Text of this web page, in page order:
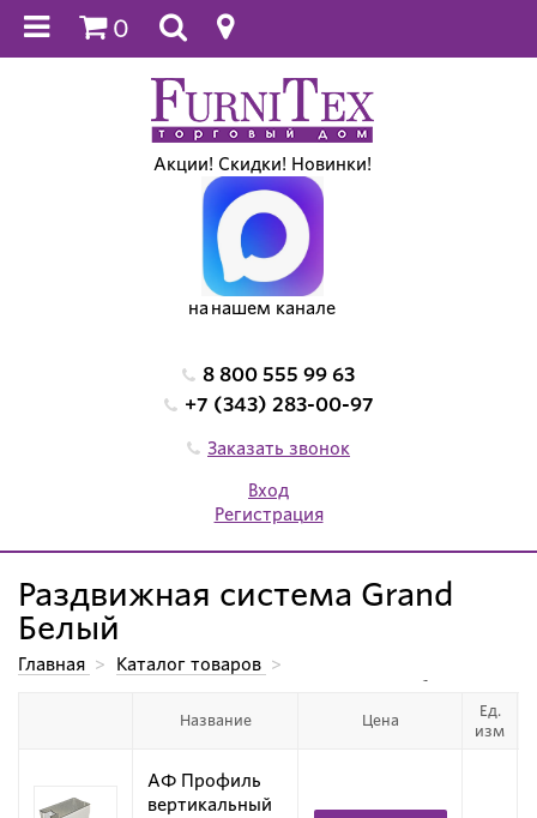
0
Акции! Скидки! Новинки!
на нашем канале
8 800 555 99 63
+7 (343) 283-00-97
Заказать звонок
Вход
Регистрация
Раздвижная система Grand
Белый
Главная > Каталог товаров >
Алюминиевые профили для дверей-купе
Название Цена
Ед.
изм
АФ Профиль
вертикальный